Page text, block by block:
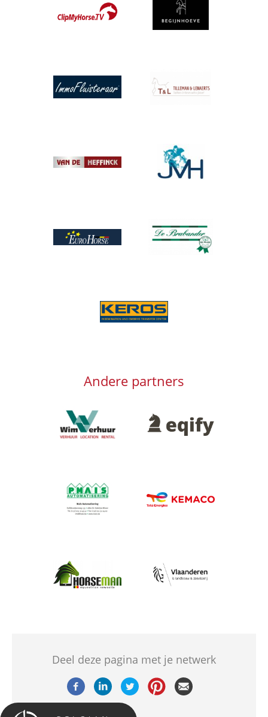
Afbeelding Afbeelding
Afbeelding
Afbeelding
Afbeelding
Afbeelding
Afbeelding
Andere partners
Afbeelding Afbeelding
Afbeelding
Afbeelding
Afbeelding Afbeelding
Deel deze pagina met je netwerk